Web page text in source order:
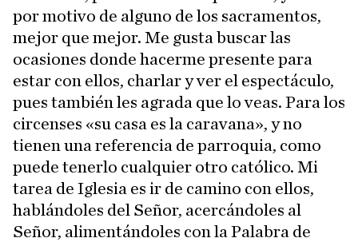
por motivo de alguno de los sacramentos,
mejor que mejor. Me gusta buscar las
ocasiones donde hacerme presente para
estar con ellos, charlar y ver el espectáculo,
pues también les agrada que lo veas. Para los
circenses «su casa es la caravana», y no
tienen una referencia de parroquia, como
puede tenerlo cualquier otro católico. Mi
tarea de Iglesia es ir de camino con ellos,
hablándoles del Señor, acercándoles al
Señor, alimentándoles con la Palabra de